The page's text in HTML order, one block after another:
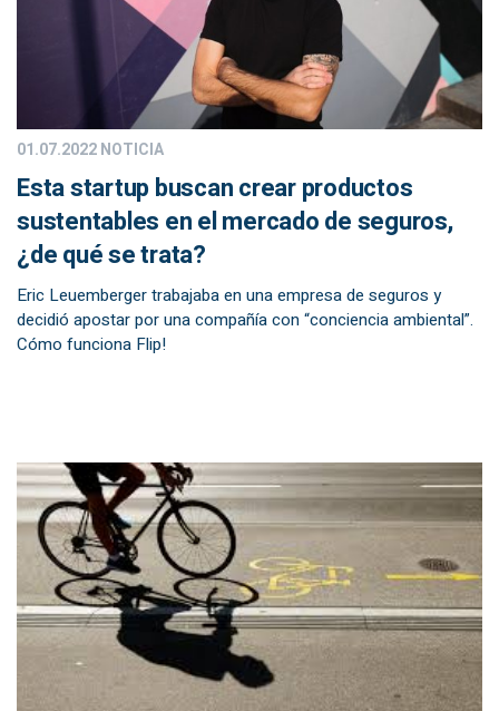
01.07.2022NOTICIA
Esta startup buscan crear productos
sustentables en el mercado de seguros,
¿de qué se trata?
Eric Leuemberger trabajaba en una empresa de seguros y
decidió apostar por una compañía con “conciencia ambiental”.
Cómo funciona Flip!